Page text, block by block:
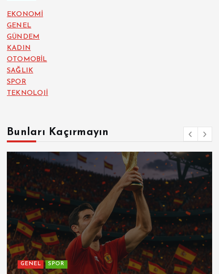
EKONOMİ
GENEL
GÜNDEM
KADIN
OTOMOBİL
SAĞLIK
SPOR
TEKNOLOJİ
Bunları Kaçırmayın
GENEL SPOR